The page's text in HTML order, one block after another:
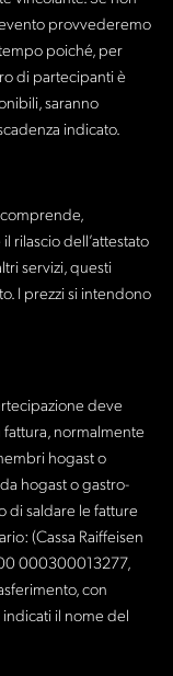
provvederemo
poiché, per
di partecipanti è
saranno
indicato.
rilascio dell’attestato
servizi, questi
I prezzi si intendono
deve
fattura, normalmente
hogast o
hogast o gastro-
di saldare le fatture
(Cassa Raiffeisen
000300013277,
con
il ​​nome del